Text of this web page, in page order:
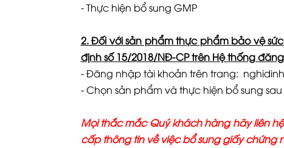
- Thực hiện bổ sung GMP
2. Đối với sản phẩm thực phẩm bảo vệ
định số 15/2018/NĐ-CP trên Hệ thống
- Đăng nhập tài khoản trên trang:
- Chọn sản phẩm và thực hiện bổ sung
Mọi thắc mắc Quý khách hàng hãy liên
cấp thông tin về việc bổ sung giấy chứng